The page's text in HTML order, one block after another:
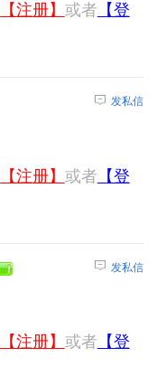
【注册】 或者 【登
发私信
【注册】 或者 【登
发私信
【注册】 或者 【登